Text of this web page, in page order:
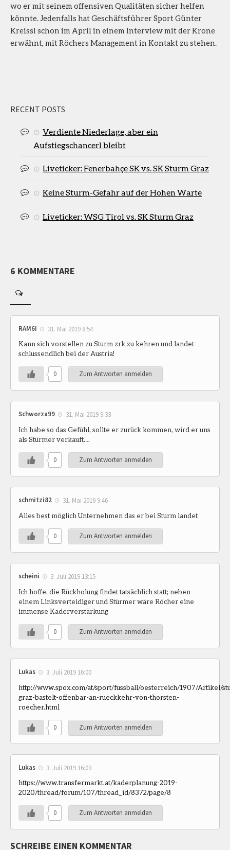
wo er mit seinem offensiven Qualitäten sicher helfen
könnte. Jedenfalls hat Geschäftsführer Sport Günter
Kreissl schon im April in einem Interview mit der Krone
erwähnt, mit Röchers Management in Kontakt zu stehen.
RECENT POSTS
Verdiente Niederlage, aber ein
Aufstiegschancerl bleibt
Liveticker: Fenerbahçe SK vs. SK Sturm Graz
Keine Sturm-Gefahr auf der Hohen Warte
Liveticker: WSG Tirol vs. SK Sturm Graz
6 KOMMENTARE
RAM6I 31. Mai 2019 8:54
Kann sich vorstellen zu Sturm zrk zu kehren und landet
schlussendlich bei der Austria!
0 Zum Antworten anmelden
Schworza99 31. Mai 2019 9:33
Ich habe so das Gefühl, sollte er zurück kommen, wird er uns
als Stürmer verkauft….
0 Zum Antworten anmelden
schmitzi82 31. Mai 2019 9:46
Alles best möglich Unternehmen das er bei Sturm landet
0 Zum Antworten anmelden
scheini 3. Juli 2019 13:15
Ich hoffe, die Rückholung findet tatsächlich statt; neben
einem Linksverteidiger und Stürmer wäre Röcher eine
immense Kaderverstärkung
0 Zum Antworten anmelden
Lukas 3. Juli 2019 16:00
http://www.spox.com/at/sport/fussball/oesterreich/1907/Artikel/
graz-bastelt-offenbar-an-rueckkehr-von-thorsten-
roecher.html
0 Zum Antworten anmelden
Lukas 3. Juli 2019 16:03
https://www.transfermarkt.at/kaderplanung-2019-
2020/thread/forum/107/thread_id/8372/page/8
0 Zum Antworten anmelden
SCHREIBE EINEN KOMMENTAR